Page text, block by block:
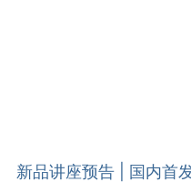
新品讲座预告 | 国内首